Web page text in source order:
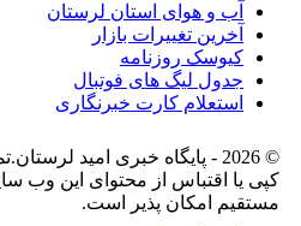
آب و هوای استان لرستان
آخرین تغییرات بازار
کیوسک روزنامه
جدول لیگ های فوتبال
استعلام کارت خبرنگاری
© 2026 - پایگاه خبری اميد لرستان.تمامی حقوق محفوظ است.
کپی یا اقتباس از محتوای این وب
مستقیم امکان پذیر است.